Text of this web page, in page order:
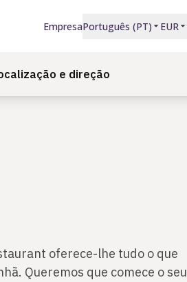
EmpresaPortuguês (PT) EUR
e direção
oferece-lhe tudo o que
Queremos que comece o seu